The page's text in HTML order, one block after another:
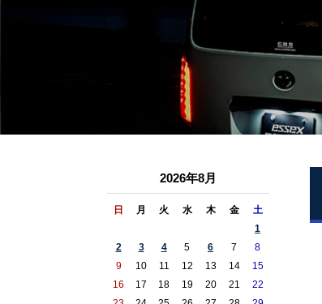
2026年8月
日 月 火 水 木 金 土
1
2
3 4 5 6 7
8
9
10 11 12 13 14
15
16
17 18 19 20 21
22